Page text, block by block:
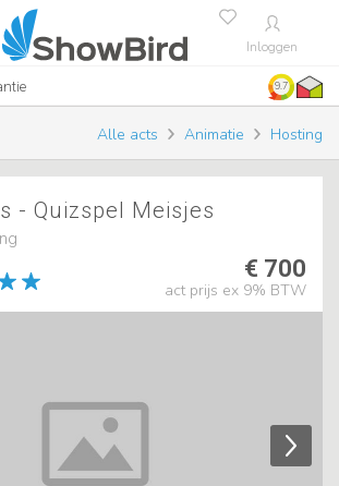
Inloggen
9.7
Alle acts Animatie Hosting
- Quizspel Meisjes
€ 700
act prijs ex 9% BTW